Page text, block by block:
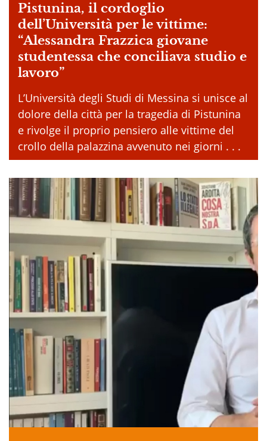
Pistunina, il cordoglio
dell’Università per le vittime:
“Alessandra Frazzica giovane
studentessa che conciliava studio e
lavoro”
L’Università degli Studi di Messina si unisce al
dolore della città per la tragedia di Pistunina
e rivolge il proprio pensiero alle vittime del
crollo della palazzina avvenuto nei giorni . . .